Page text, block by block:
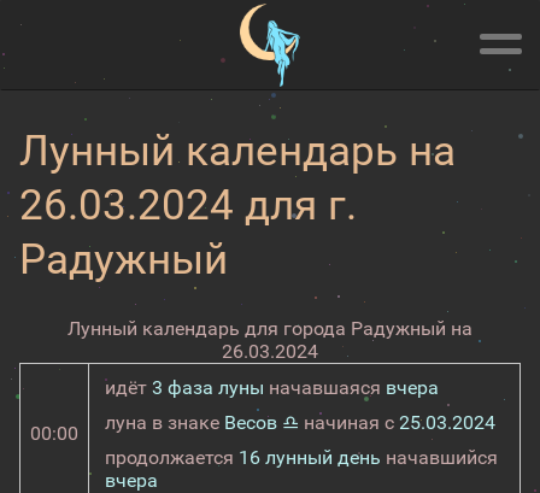
Лунный календарь на
26.03.2024 для г.
Радужный
Лунный календарь для города Радужный на
26.03.2024
00:00
идёт 3 фаза луны начавшаяся вчера
луна в знаке Весов ♎ начиная с 25.03.2024
продолжается 16 лунный день начавшийся
вчера